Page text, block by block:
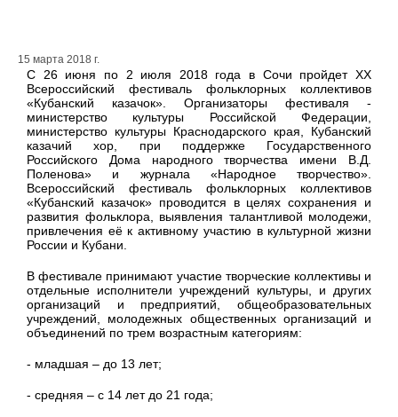
15 марта 2018 г.
С 26 июня по 2 июля 2018 года в Сочи пройдет ХХ
Всероссийский фестиваль фольклорных коллективов
«Кубанский казачок». Организаторы фестиваля -
министерство культуры Российской Федерации,
министерство культуры Краснодарского края, Кубанский
казачий хор, при поддержке Государственного
Российского Дома народного творчества имени В.Д.
Поленова» и журнала «Народное творчество».
Всероссийский фестиваль фольклорных коллективов
«Кубанский казачок» проводится в целях сохранения и
развития фольклора, выявления талантливой молодежи,
привлечения её к активному участию в культурной жизни
России и Кубани.
В фестивале принимают участие творческие коллективы и
отдельные исполнители учреждений культуры, и других
организаций и предприятий, общеобразовательных
учреждений, молодежных общественных организаций и
объединений по трем возрастным категориям:
- младшая – до 13 лет;
- средняя – с 14 лет до 21 года;